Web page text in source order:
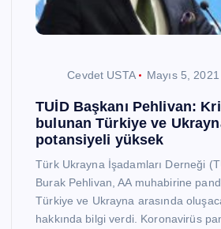
Cevdet USTA Mayıs 5, 2021
TUİD Başkanı Pehlivan:
bulunan Türkiye ve
potansiyeli yüksek
Türk Ukrayna İşadamları Derneği
Burak Pehlivan, AA muhabirine
Türkiye ve Ukrayna arasında
hakkında bilgi verdi. Koronavirüs